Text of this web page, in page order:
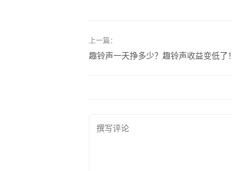
上一篇：
趣铃声一天挣多少？趣铃声收益变低了！